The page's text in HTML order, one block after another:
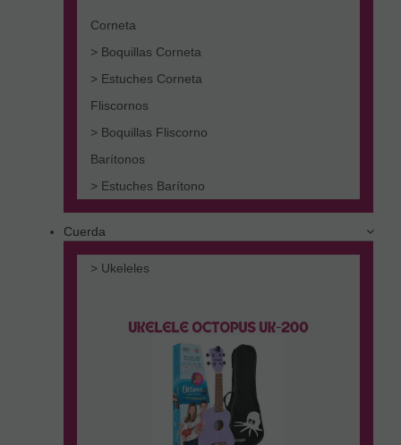
Corneta
> Boquillas Corneta
> Estuches Corneta
Fliscornos
> Boquillas Fliscorno
Barítonos
> Estuches Barítono
Cuerda
> Ukeleles